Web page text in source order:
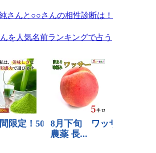
さんと○○さんの相性診断は！
を人気名前ランキングで占う